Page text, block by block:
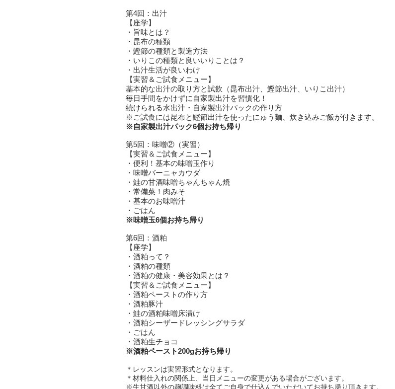
第4回：出汁
【座学】
・旨味とは？
・昆布の種類
・鰹節の種類と製造方法
・いりこの種類と良いいりことは？
・出汁生活が良いわけ
【実習＆ご試食メニュー】
基本的な出汁の取り方と試飲（昆布出汁、鰹節出汁、いりこ出汁）
毎日手間をかけずに自家製出汁を習慣化！
続けられる水出汁・自家製出汁パックの作り方
※ご試食には昆布と鰹節出汁を使ったにゅう麺、炊き込みご飯が付きます。
※自家製出汁パック6個お持ち帰り
第5回：味噌②（実習）
【実習＆ご試食メニュー】
・便利！基本の味噌玉作り
・味噌バーニャカウダ
・ 鮭の甘酒味噌ちゃんちゃん焼
・常備菜！肉みそ
・基本のお味噌汁
・ごはん
※味噌玉6個お持ち帰り
第6回：酒粕
【座学】
・酒粕って？
・酒粕の種類
・酒粕の健康・美容効果とは？
【実習＆ご試食メニュー】
・酒粕ペーストの作り方
・酒粕豚汁
・鮭の酒粕味噌床漬け
・酒粕シーザードレッシングサラダ
・ごはん
・酒粕生チョコ
※酒粕ペースト200gお持ち帰り
＊レッスンは実習形式となります。
＊材料仕入れの関係上、当日メニューの変更がある場合がございます。
※生甘酒以外の麹調味料は全てご自身で仕込んでいただいてお持ち帰り頂きます。